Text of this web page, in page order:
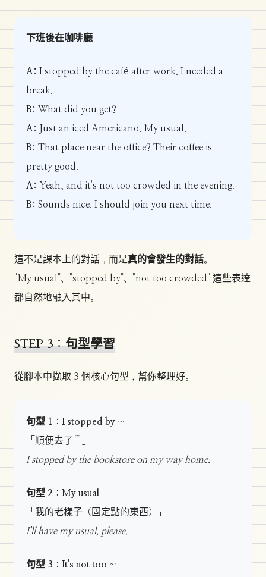
下班後在咖啡廳
A:
I stopped by the café after work. I needed a
break.
B: What did you get?
A:
Just an iced Americano. My usual.
B: That place near the office? Their coffee is
pretty good.
A: Yeah, and it's not too crowded in the evening.
B: Sounds nice. I should join you next time.
這不是課本上的對話，而是真的會發生的對話。
"My usual"、"stopped by"、"not too crowded" 這些表達
都自然地融入其中。
STEP 3：句型學習
從腳本中擷取 3 個核心句型，幫你整理好。
句型 1：I stopped by ~
「順便去了～」
I stopped by the bookstore on my way home.
句型 2：My usual
「我的老樣子（固定點的東西）」
I'll have my usual, please.
句型 3：It's not too ~